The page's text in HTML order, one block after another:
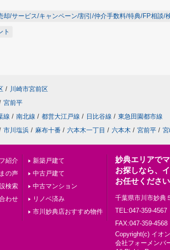
却/サービス/キャンペーン/割引/仲介手数料/特典/FP相談/
ト
/ 川崎市宮前区
宮前平
線 / 南北線 / 都営大江戸線 / 日比谷線 / 東急田園都市線
市川塩浜 / 麻布十番 / 六本木一丁目 / 六本木 / 宮前平 / 宮
紹介
の声
検索
わせ
新築戸建て
中古戸建て
中古マンション
リノベ済み
市川妙典店おすすめ物件
妙典エリアで
お探しなら、
お任せください
千葉県市川市妙典
TEL:047-359-4567
FAX:047-359-4568
Copyright(c) イオ
会社フォーメンバ